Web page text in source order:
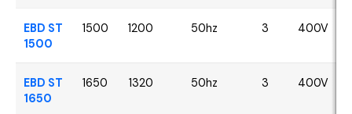
EBD ST
1500
1500 1200 50hz 3 400V
EBD ST
1650
1650 1320 50hz 3 400V